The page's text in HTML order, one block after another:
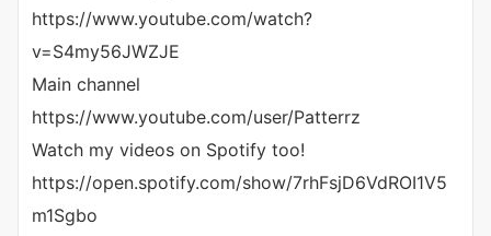
https://www.youtube.com/watch?
v=S4my56JWZJE
Main channel
https://www.youtube.com/user/Patterrz
Watch my videos on Spotify too!
https://open.spotify.com/show/7rhFsjD6VdROI1V5
m1Sgbo